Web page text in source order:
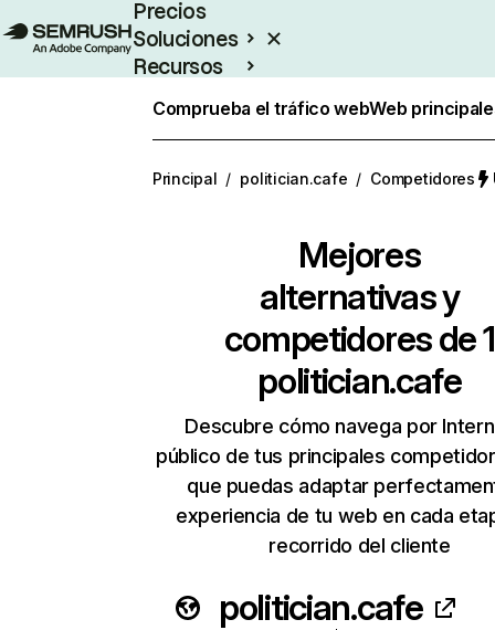
Precios
Soluciones
Recursos
Comprueba el tráfico webWeb
Principal / politician.cafe / Competidores
Mejores
alternativas y
competidores de 1
politician.cafe
Descubre cómo navega por
público de tus principales
que puedas adaptar
experiencia de tu web en cada
recorrido del cliente
politician.cafe